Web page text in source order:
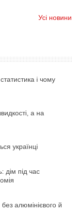
Усі новини
і чому
а на
українці
дім під час
алюмінієвого й